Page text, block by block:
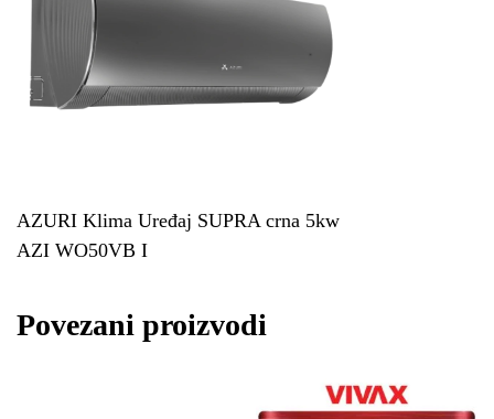
AZURI Klima Uređaj SUPRA crna 5kw
AZI WO50VB I
Povezani proizvodi